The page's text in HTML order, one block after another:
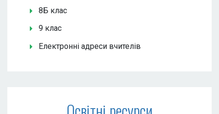
8Б клас
9 клас
Електронні адреси вчителів